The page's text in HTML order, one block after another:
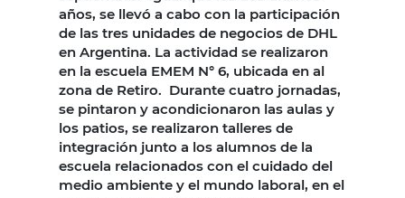
años, se llevó a cabo con la participación
de las tres unidades de negocios de DHL
en Argentina. La actividad se realizaron
en la escuela EMEM N° 6, ubicada en al
zona de Retiro. Durante cuatro jornadas,
se pintaron y acondicionaron las aulas y
los patios, se realizaron talleres de
integración junto a los alumnos de la
escuela relacionados con el cuidado del
medio ambiente y el mundo laboral, en el